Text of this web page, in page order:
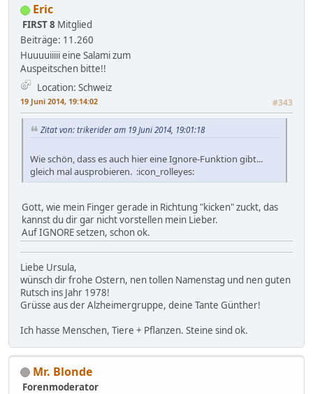
Eric
FIRST 8 Mitglied
Beiträge: 11.260
Huuuuiiiii eine Salami zum
Auspeitschen bitte!!
Location: Schweiz
19 Juni 2014, 19:14:02 #343
Zitat von: trikerider am 19 Juni 2014, 19:01:18
Wie schön, dass es auch hier eine Ignore-Funktion gibt...
gleich mal ausprobieren. :icon_rolleyes:
Gott, wie mein Finger gerade in Richtung "kicken" zuckt, das
kannst du dir gar nicht vorstellen mein Lieber.
Auf IGNORE setzen, schon ok.
Liebe Ursula,
wünsch dir frohe Ostern, nen tollen Namenstag und nen guten
Rutsch ins Jahr 1978!
Grüsse aus der Alzheimergruppe, deine Tante Günther!
Ich hasse Menschen, Tiere + Pflanzen. Steine sind ok.
Mr. Blonde
Forenmoderator